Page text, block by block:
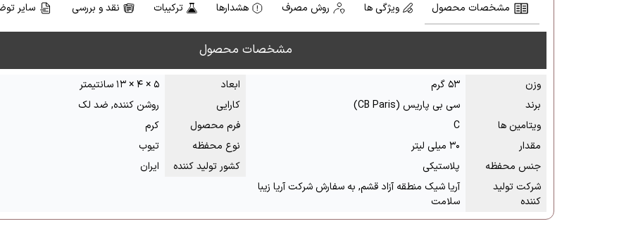
مشخصات محصول ویژگی ها روش مصرف هشدارها ترکیبات نقد و بررسی سایر
مشخصات محصول
وزن ۵۳ گرم ابعاد
۵ × ۴ × ۱۳ سانتیمتر
برند
سی بی پاریس (CB Paris) کارایی
روشن کننده, ضد لک
ویتامین ها
C فرم محصول
کرم
مقدار
۳۰ میلی لیتر نوع محفظه
تیوب
جنس محفظه
پلاستیکی کشور تولید کننده
ایران
شرکت تولید
کننده
آریا شیک منطقه آزاد قشم, به سفارش شرکت آریا زیبا
سلامت